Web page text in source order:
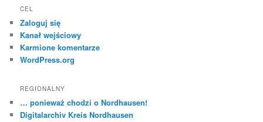
CEL
Zaloguj się
Kanał wejściowy
Karmione komentarze
WordPress.org
REGIONALNY
… ponieważ chodzi o Nordhausen!
Digitalarchiv Kreis Nordhausen